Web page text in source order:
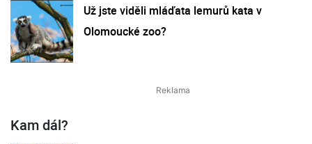
Už jste viděli mláďata lemurů kata v
Olomoucké zoo?
Kam dál?